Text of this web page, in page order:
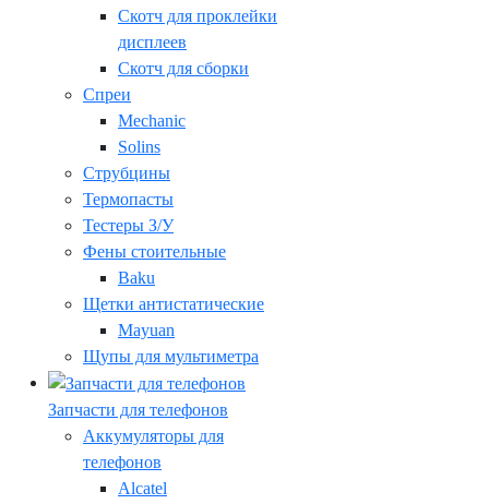
Скотч для проклейки
дисплеев
Скотч для сборки
Спреи
Mechanic
Solins
Струбцины
Термопасты
Тестеры З/У
Фены стоительные
Baku
Щетки антистатические
Mayuan
Щупы для мультиметра
Запчасти для телефонов
Аккумуляторы для
телефонов
Alcatel